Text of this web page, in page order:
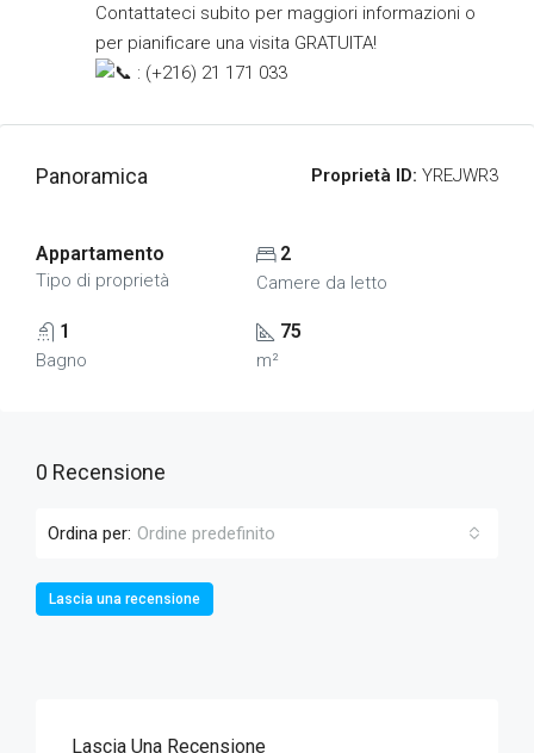
Contattateci subito per maggiori informazioni o
per pianificare una visita GRATUITA!
: (+216) 21 171 033
Panoramica Proprietà ID: YREJWR3
Appartamento
Tipo di proprietà
2
Camere da letto
1
Bagno
75
m²
0 Recensione
Ordina per: Ordine predefinito
Lascia una recensione
Lascia Una Recensione